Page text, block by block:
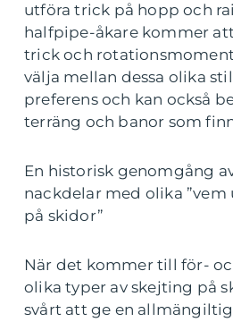
utföra trick på hopp och
halfpipe-åkare kommer
trick och
välja mellan dessa olika
preferens och kan också
terräng och banor som
En historisk genomgång
nackdelar med olika
på skidor”
När det kommer till för-
olika typer av skejting på
svårt att ge en